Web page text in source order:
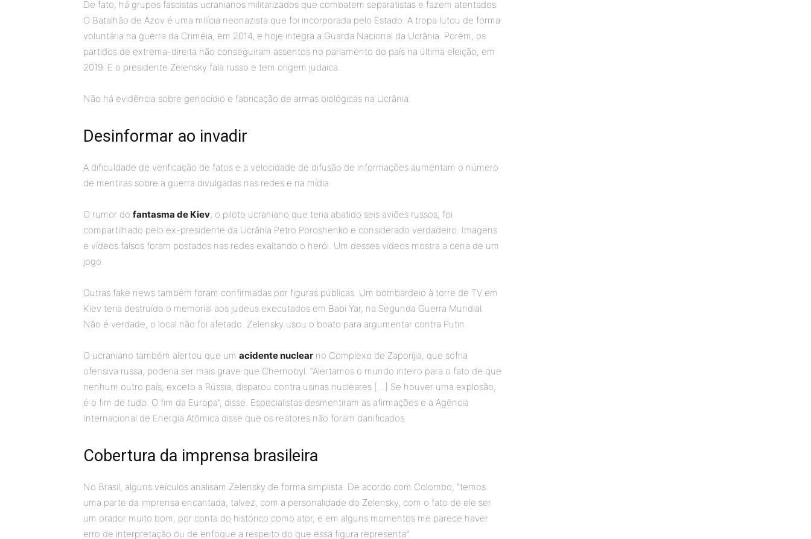
De fato, há grupos fascistas ucranianos militarizados que combatem separatistas e fazem atentados.
O Batalhão de Azov é uma milícia neonazista que foi incorporada pelo Estado. A tropa lutou de forma
voluntária na guerra da Criméia, em 2014, e hoje integra a Guarda Nacional da Ucrânia. Porém, os
partidos de extrema-direita não conseguiram assentos no parlamento do país na última eleição, em
2019. E o presidente Zelensky fala russo e tem origem judaica.
Não há evidência sobre genocídio e fabricação de armas biológicas na Ucrânia.
Desinformar ao invadir
A dificuldade de verificação de fatos e a velocidade de difusão de informações aumentam o número
de mentiras sobre a guerra divulgadas nas redes e na mídia.
O rumor do fantasma de Kiev, o piloto ucraniano que teria abatido seis aviões russos, foi
compartilhado pelo ex-presidente da Ucrânia Petro Poroshenko e considerado verdadeiro. Imagens
e vídeos falsos foram postados nas redes exaltando o herói. Um desses vídeos mostra a cena de um
jogo.
Outras fake news também foram confirmadas por figuras públicas. Um bombardeio à torre de TV em
Kiev teria destruído o memorial aos judeus executados em Babi Yar, na Segunda Guerra Mundial.
Não é verdade, o local não foi afetado. Zelensky usou o boato para argumentar contra Putin.
O ucraniano também alertou que um acidente nuclear no Complexo de Zaporíjia, que sofria
ofensiva russa, poderia ser mais grave que Chernobyl. “Alertamos o mundo inteiro para o fato de que
nenhum outro país, exceto a Rússia, disparou contra usinas nucleares […] Se houver uma explosão,
é o fim de tudo. O fim da Europa”, disse. Especialistas desmentiram as afirmações e a Agência
Internacional de Energia Atômica disse que os reatores não foram danificados.
Cobertura da imprensa brasileira
No Brasil, alguns veículos analisam Zelensky de forma simplista. De acordo com Colombo, “temos
uma parte da imprensa encantada, talvez, com a personalidade do Zelensky, com o fato de ele ser
um orador muito bom, por conta do histórico como ator, e em alguns momentos me parece haver
erro de interpretação ou de enfoque a respeito do que essa figura representa”.